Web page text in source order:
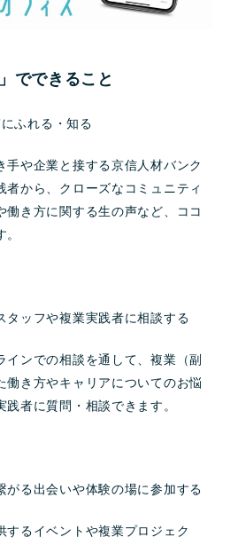
でできること
ふれる・知る
や企業と接する京信人材バンク
者から、クローズなコミュニティ
働き方に関する生の声など、ココ
ッフや複業実践者に相談する
ンでの相談を通して、複業（副
働き方やキャリアについてのお悩
者に質問・相談できます。
る出会いや体験の場に参加する
るイベントや複業プロジェク